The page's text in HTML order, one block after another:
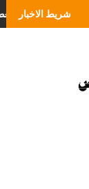
شريط الاخبار
ما الذي يحدد